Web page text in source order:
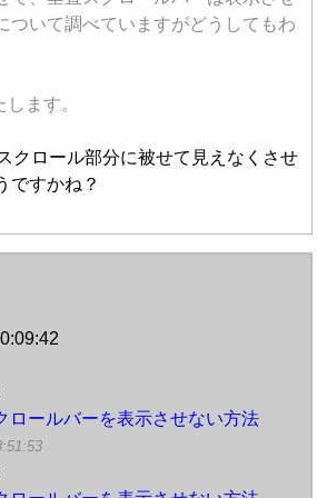
ついて調べていますがどうしてもわ
ます。
クロール部分に被せて見えなくさせ
ですかね？
ロールバーを表示させない方法